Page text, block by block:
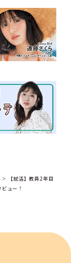
【就活】教員2年目
ュー！